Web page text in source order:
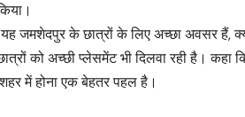
जमशेदपुर के छात्रों के लिए अच्छा अवसर हैं,
को अच्छी प्लेसमेंट भी दिलवा रही है। कहा
में होना एक बेहतर पहल है।